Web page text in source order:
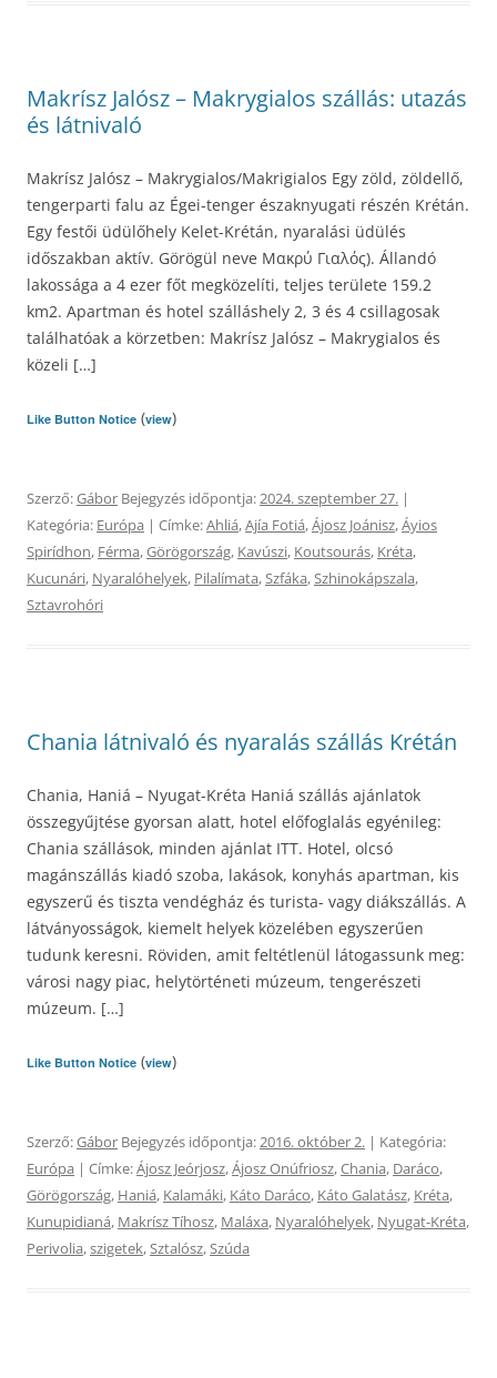
Makrísz Jalósz – Makrygialos szállás: utazás
és látnivaló
Makrísz Jalósz – Makrygialos/Makrigialos Egy zöld, zöldellő,
tengerparti falu az Égei-tenger északnyugati részén Krétán.
Egy festői üdülőhely Kelet-Krétán, nyaralási üdülés
időszakban aktív. Görögül neve Μακρύ Γιαλός). Állandó
lakossága a 4 ezer főt megközelíti, teljes területe 159.2
km2. Apartman és hotel szálláshely 2, 3 és 4 csillagosak
találhatóak a körzetben: Makrísz Jalósz – Makrygialos és
közeli […]
Like Button Notice (view)
Szerző:Gábor Bejegyzés időpontja:2024. szeptember 27. |
Kategória: Európa | Címke:Ahliá,Ajía Fotiá,Ájosz Joánisz,Áyios
Spirídhon, Férma,Görögország, Kavúszi, Koutsourás, Kréta,
Kucunári, Nyaralóhelyek, Pilalímata,Szfáka,Szhinokápszala,
Sztavrohóri
Chania látnivaló és nyaralás szállás Krétán
Chania, Haniá – Nyugat-Kréta Haniá szállás ajánlatok
összegyűjtése gyorsan alatt, hotel előfoglalás egyénileg:
Chania szállások, minden ajánlat ITT. Hotel, olcsó
magánszállás kiadó szoba, lakások, konyhás apartman, kis
egyszerű és tiszta vendégház és turista- vagy diákszállás. A
látványosságok, kiemelt helyek közelében egyszerűen
tudunk keresni. Röviden, amit feltétlenül látogassunk meg:
városi nagy piac, helytörténeti múzeum, tengerészeti
múzeum. […]
Like Button Notice (view)
Szerző:Gábor Bejegyzés időpontja:2016. október 2. | Kategória:
Európa | Címke:Ájosz Jeórjosz,Ájosz Onúfriosz,Chania, Daráco,
Görögország, Haniá, Kalamáki, Káto Daráco, Káto Galatász, Kréta,
Kunupidianá, Makrísz Tíhosz, Maláxa, Nyaralóhelyek, Nyugat-Kréta,
Perivolia,szigetek,Sztalósz,Szúda